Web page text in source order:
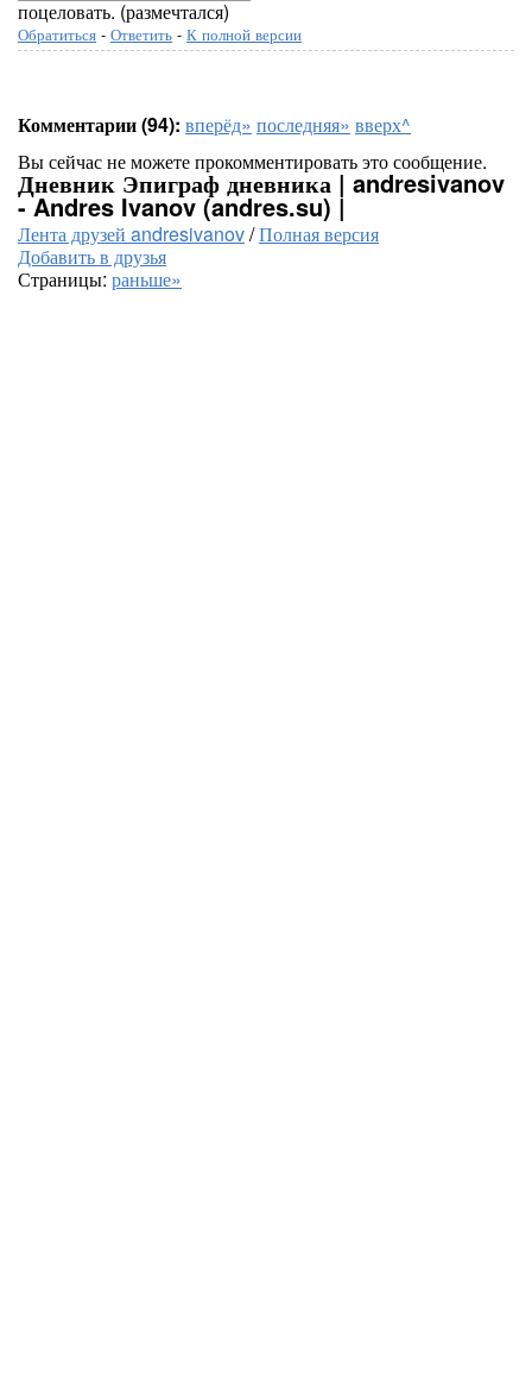
поцеловать. (размечтался)
Обратиться - Ответить - К полной версии
Комментарии (94): вперёд» последняя» вверх^
Вы сейчас не можете прокомментировать это сообщение.
Дневник Эпиграф дневника | andresivanov
- Andres Ivanov (andres.su) |
Лента друзей andresivanov/Полная версия
Добавить в друзья
Страницы: раньше»